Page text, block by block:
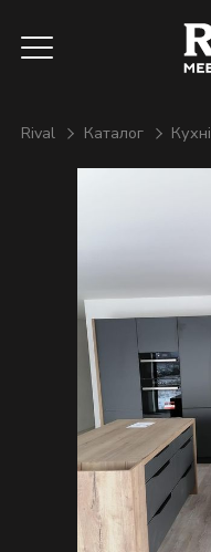
Rival Каталог Кухні